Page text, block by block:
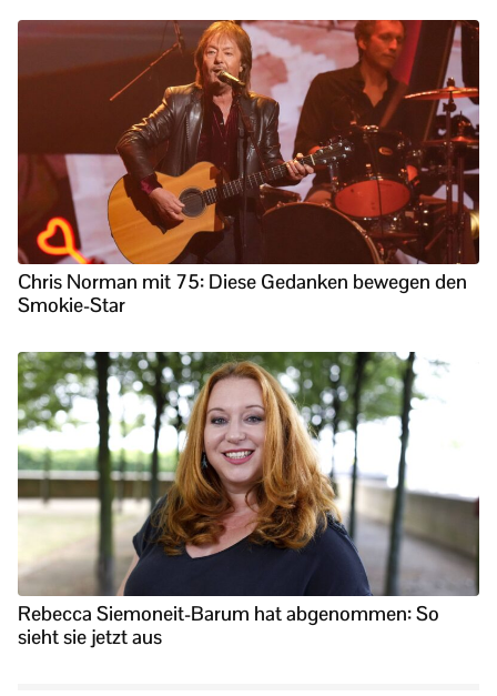
Chris Norman mit 75: Diese Gedanken bewegen den
Smokie-Star
Rebecca Siemoneit-Barum hat abgenommen: So
sieht sie jetzt aus